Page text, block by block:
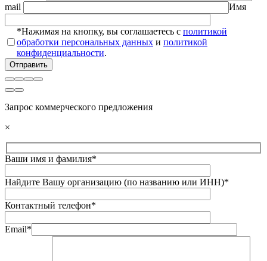
mail
Имя
*Нажимая на кнопку, вы соглашаетесь с политикой
обработки персональных данных и политикой
конфиденциальности.
Запрос коммерческого предложения
×
Ваши имя и фамилия*
Найдите Вашу организацию (по названию или ИНН)*
Контактный телефон*
Email*